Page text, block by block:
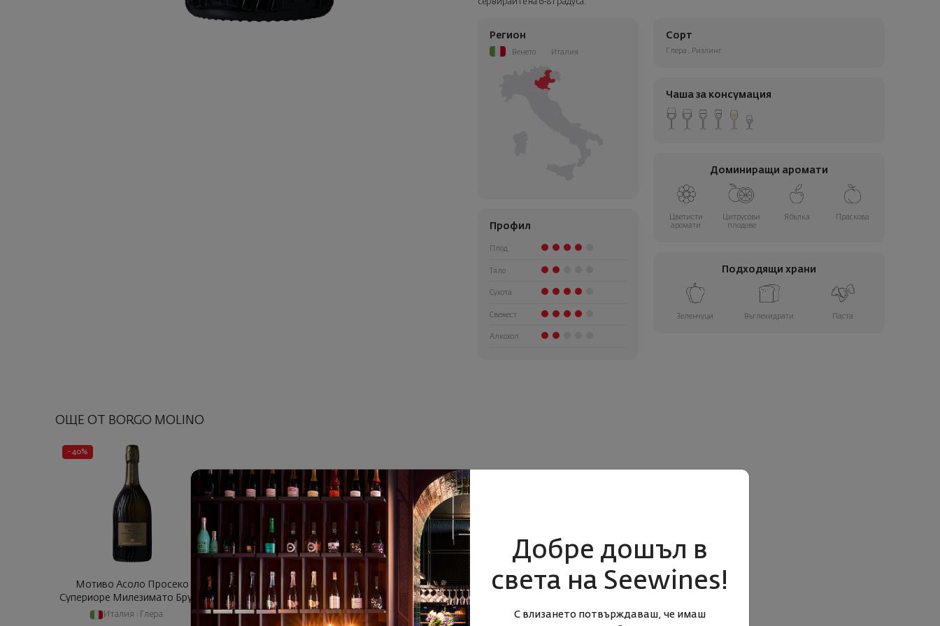
Регион
Венето Италия
Профил
Плод
Тяло
Сухота
Свежест
Алкохол
Сорт
Глера , Ризлинг
Чаша за консумация
Доминиращи аромати
Цветисти
аромати
Цитрусови
плодове
Ябълка Праскова
Подходящи храни
Зеленчуци Въглехидрати Паста
ОЩЕ ОТ BORGO MOLINO
- 40%
Мотиво Асоло Просеко
Супериоре Милезимато Брут Б
... 2025
Италия Глера
Добре дошъл в
света на Seewines!
С влизането потвърждаваш, че имаш